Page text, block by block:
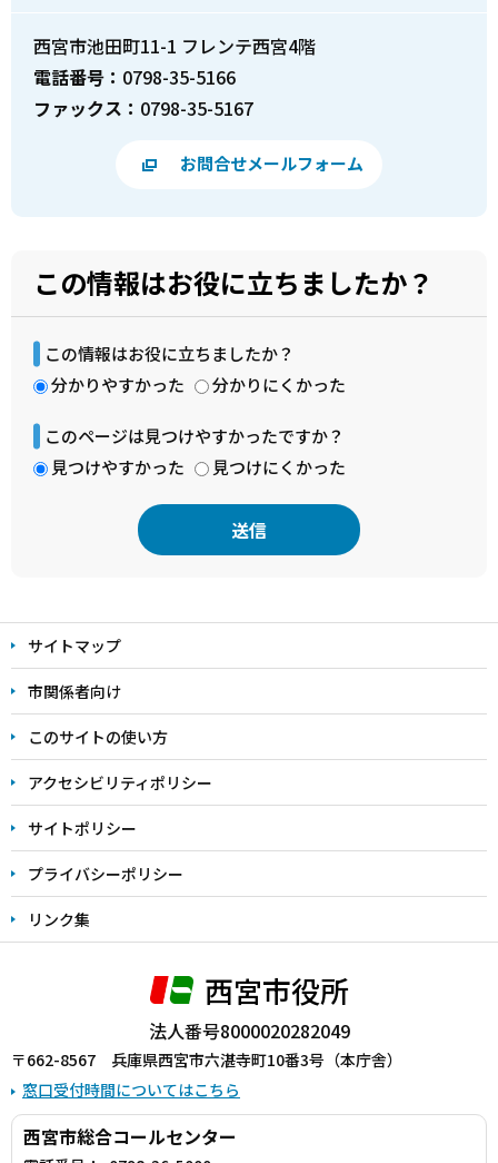
西宮市池田町11-1 フレンテ西宮4階
電話番号： 0798-35-5166
ファックス： 0798-35-5167
お問合せメールフォーム
この情報はお役に立ちましたか？
この情報はお役に立ちましたか？
分かりやすかった
分かりにくかった
このページは見つけやすかったですか？
見つけやすかった
見つけにくかった
文
こ
こ
ま
で
サイトマップ
市関係者向け
このサイトの使い方
アクセシビリティポリシー
サイトポリシー
プライバシーポリシー
リンク集
西宮市役所
法人番号8000020282049
〒662-8567 兵庫県西宮市六湛寺町10番3号（本庁舎）
窓口受付時間についてはこちら
西宮市総合コールセンター